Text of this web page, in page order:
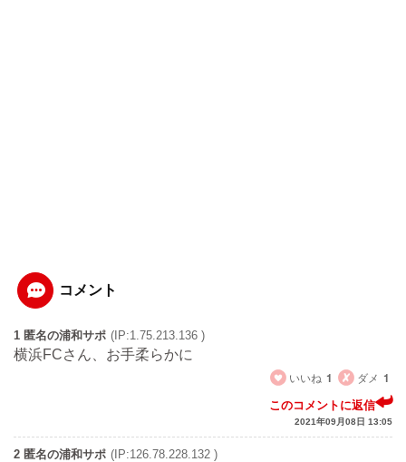
コメント
1 匿名の浦和サポ (IP:1.75.213.136 )
横浜FCさん、お手柔らかに
いいね 1 ダメ 1
このコメントに返信
2021年09月08日 13:05
2 匿名の浦和サポ (IP:126.78.228.132 )